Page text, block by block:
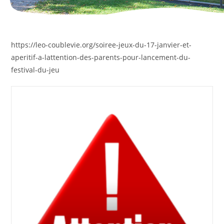
https://leo-coublevie.org/soiree-jeux-du-17-janvier-et-
aperitif-a-lattention-des-parents-pour-lancement-du-
festival-du-jeu